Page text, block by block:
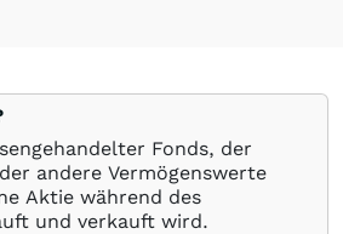
Fonds, der
andere Vermögenswerte
Aktie während des
und verkauft wird.